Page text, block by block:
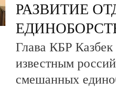
РАЗВИТИЕ
Глава КБР Казбек
известным
смешанных